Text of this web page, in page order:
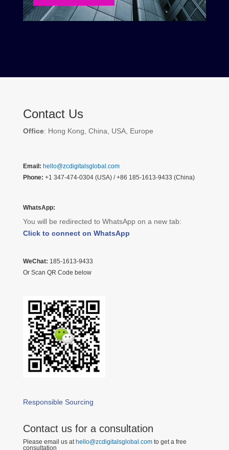
Contact Us
Office: Hong Kong, China, USA, Europe
Email: hello@zcdigitalsglobal.com
Phone: +1 347-474-0304 (USA) / +86 185-1613-9433 (China)
WhatsApp:
You will be redirected to WhatsApp on a new tab:
Click to connect on WhatsApp
WeChat: 185-1613-9433
Or Scan QR Code below
Responsible Sourcing
Contact us for a consultation
Please email us at hello@zcdigitalsglobal.comto get a free
consultation